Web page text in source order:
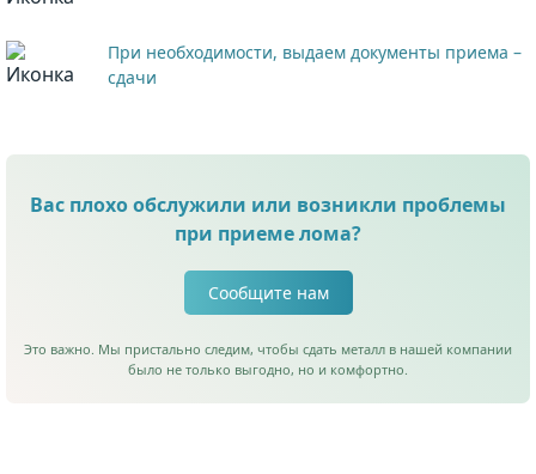
При необходимости, выдаем документы приема –
сдачи
Вас плохо обслужили или возникли проблемы
при приеме лома?
Сообщите нам
Это важно. Мы пристально следим, чтобы сдать металл в нашей компании
было не только выгодно, но и комфортно.